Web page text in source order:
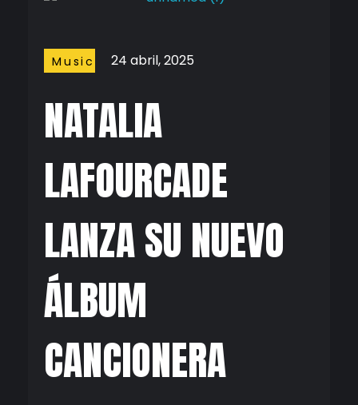
NATALIA
LAFOURCADE
LANZA SU NUEVO
ÁLBUM
CANCIONERA
24 abril, 2025
Music